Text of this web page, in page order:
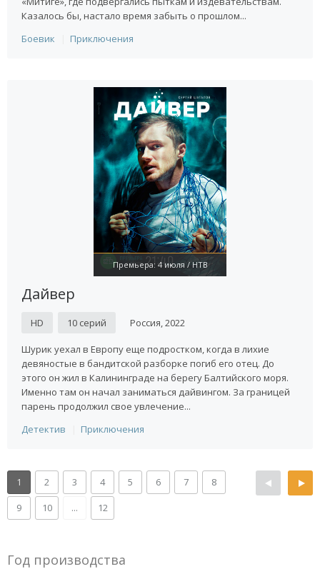
Казалось бы, настало время забыть о прошлом...
Боевик
Приключения
Премьера: 4 июля / НТВ
Дайвер
HD 10 серий Россия, 2022
Шурик уехал в Европу еще подростком, когда в лихие
девяностые в бандитской разборке погиб его отец. До
этого он жил в Калининграде на берегу Балтийского моря.
Именно там он начал заниматься дайвингом. За границей
парень продолжил свое увлечение...
Детектив
Приключения
1 2 3 4 5 6 7
8
9
10 ... 12
Год производства